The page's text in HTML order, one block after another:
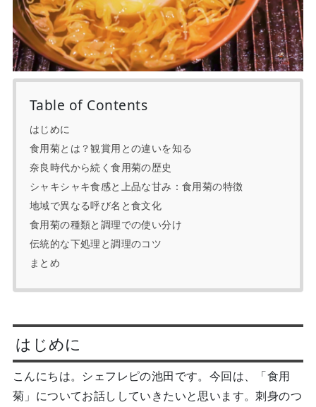
Table of Contents
はじめに
食用菊とは？観賞用との違いを知る
奈良時代から続く食用菊の歴史
シャキシャキ食感と上品な甘み：食用菊の特徴
地域で異なる呼び名と食文化
食用菊の種類と調理での使い分け
伝統的な下処理と調理のコツ
まとめ
はじめに
こんにちは。シェフレピの池田です。今回は、「食用
菊」についてお話ししていきたいと思います。刺身のつ